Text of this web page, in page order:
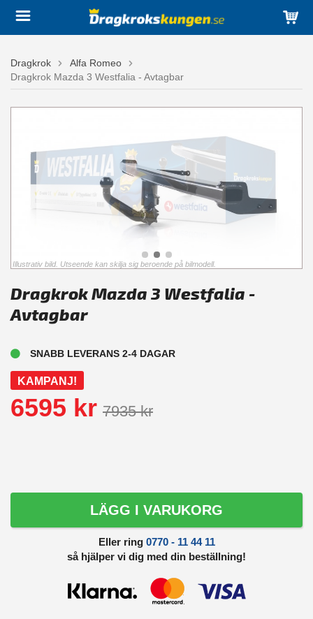
Dragkrok
Alfa Romeo
Dragkrok Mazda 3 Westfalia - Avtagbar
Illustrativ bild. Utseende kan skilja sig beroende på bilmodell.
Dragkrok Mazda 3 Westfalia -
Avtagbar
SNABB LEVERANS 2-4 DAGAR
KAMPANJ!
6595 kr 7935 kr
LÄGG I VARUKORG
Eller ring 0770 - 11 44 11
så hjälper vi dig med din beställning!